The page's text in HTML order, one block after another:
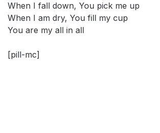
When I fall down, You pick me up
When I am dry, You fill my cup
You are my all in all
[pill-mc]